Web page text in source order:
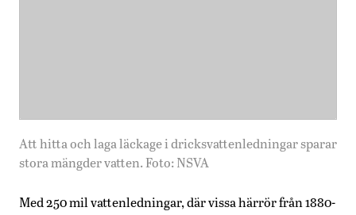
Att hitta och laga läckage i dricksvattenledningar sparar
stora mängder vatten. Foto: NSVA
Med 250 mil vattenledningar, där vissa härrör från 1880-